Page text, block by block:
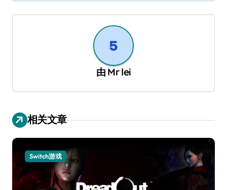
由 Mr lei
相关文章
Switch游戏